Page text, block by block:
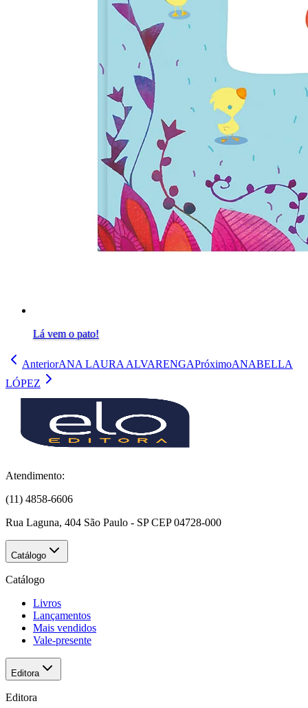
Lá vem o pato!
AnteriorANA LAURA ALVARENGAPróximoANABELLA
LÓPEZ
Atendimento:
(11) 4858-6606
Rua Laguna, 404 São Paulo - SP CEP 04728-000
Catálogo
Catálogo
Livros
Lançamentos
Mais vendidos
Vale-presente
Editora
Editora